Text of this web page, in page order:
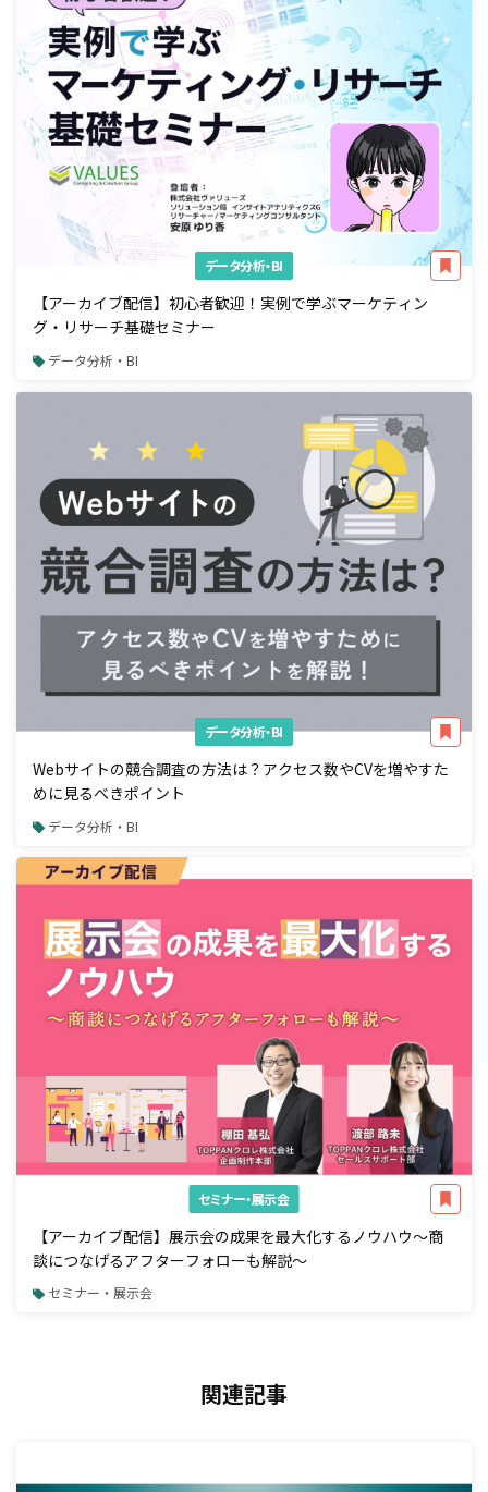
データ分析・BI
【アーカイブ配信】初心者歓迎！実例で学ぶマーケティン
グ・リサーチ基礎セミナー
データ分析・BI
データ分析・BI
Webサイトの競合調査の方法は？アクセス数やCVを増やすた
めに見るべきポイント
データ分析・BI
セミナー・展示会
【アーカイブ配信】展示会の成果を最大化するノウハウ～商
談につなげるアフターフォローも解説～
セミナー・展示会
関連記事